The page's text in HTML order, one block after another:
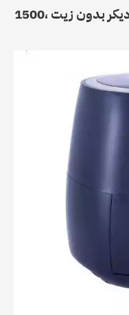
الأختيار الخامس : قلاية بلاك اند ديكر بدون زيت ،1500